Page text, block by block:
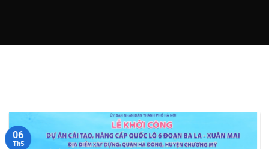
06
Th5